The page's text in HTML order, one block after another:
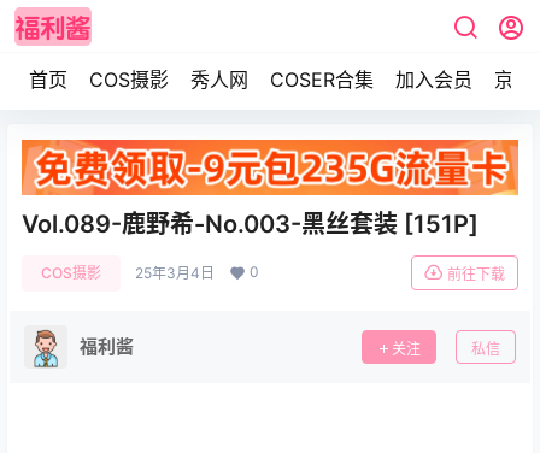
首页 COS摄影 秀人网 COSER合集 加入会员 京东
Vol.089-鹿野希-No.003-黑丝套装 [151P]
COS摄影 25年3月4日 0 前往下载
福利酱 关注 私信